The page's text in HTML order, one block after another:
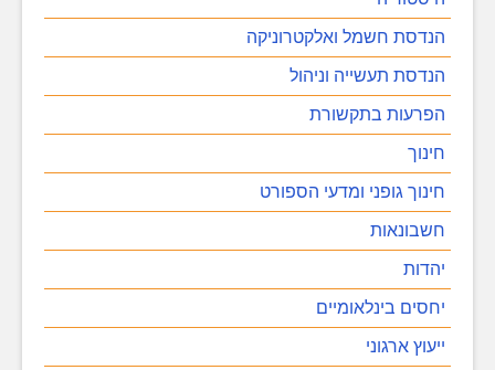
הנדסת חשמל ואלקטרוניקה
הנדסת תעשייה וניהול
הפרעות בתקשורת
חינוך
חינוך גופני ומדעי הספורט
חשבונאות
יהדות
יחסים בינלאומיים
ייעוץ ארגוני